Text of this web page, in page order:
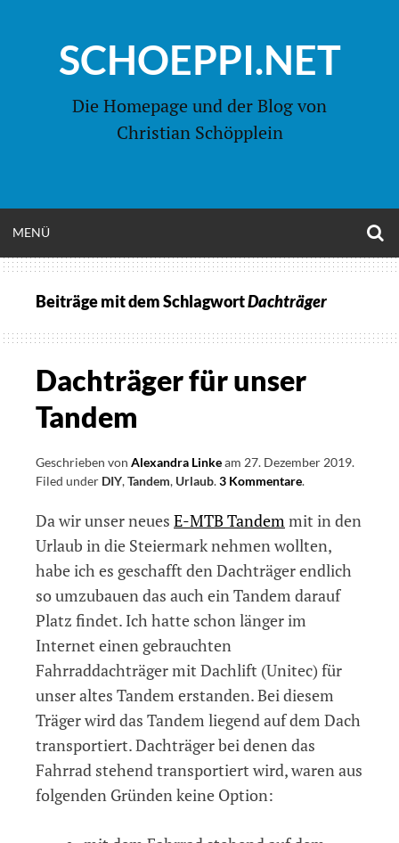
springenSCHOEPPI.NET
Die Homepage und der Blog von
Christian Schöpplein
MENÜ
Beiträge mit dem SchlagwortDachträger
Dachträger für unser
Tandem
Geschrieben von Alexandra Linkeam 27. Dezember 2019.
Filed under DIY,Tandem, Urlaub.3 Kommentareon
für
unser
Tandem
.
Da wir unser neues E-MTB Tandem mit in den
Urlaub in die Steiermark nehmen wollten,
habe ich es geschafft den Dachträger endlich
so umzubauen das auch ein Tandem darauf
Platz findet. Ich hatte schon länger im
Internet einen gebrauchten
Fahrraddachträger mit Dachlift (Unitec) für
unser altes Tandem erstanden. Bei diesem
Träger wird das Tandem liegend auf dem Dach
transportiert. Dachträger bei denen das
Fahrrad stehend transportiert wird, waren aus
folgenden Gründen keine Option: